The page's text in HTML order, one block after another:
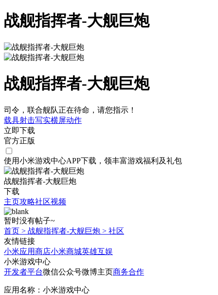
战舰指挥者-大舰巨炮
战舰指挥者-大舰巨炮
司令，联合舰队正在待命，请您指示！
载具射击写实横屏动作
立即下载
官方正版
使用小米游戏中心APP下载 ，领丰富游戏福利 及礼包
战舰指挥者-大舰巨炮
下载
主页攻略社区视频
暂时没有帖子~
首页 > 战舰指挥者-大舰巨炮 > 社区
友情链接
小米应用商店小米商城英雄互娱
小米游戏中心
开发者平台微信公众号微博主页商务合作
应用名称：小米游戏中心